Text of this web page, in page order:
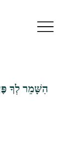
הִשָּׁמֵר לְךָ